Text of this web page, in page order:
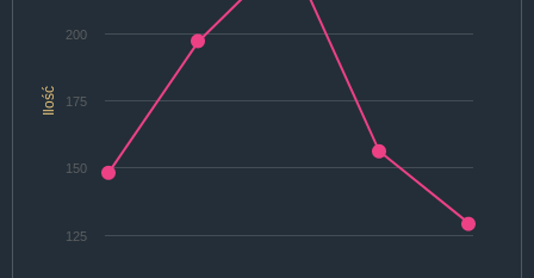
Ilość
125
150
175
200